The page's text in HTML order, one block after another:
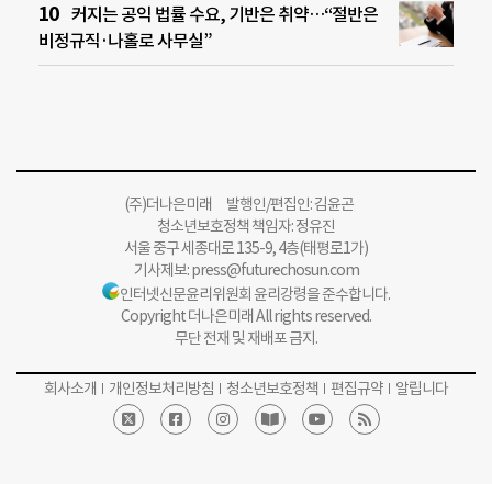
커지는 공익 법률 수요, 기반은 취약…“절반은
비정규직·나홀로 사무실”
(주)더나은미래 발행인/편집인: 김윤곤
청소년보호정책 책임자: 정유진
서울 중구 세종대로 135-9, 4층(태평로1가)
기사제보:press@futurechosun.com
인터넷신문윤리위원회 윤리강령을 준수합니다.
Copyright 더나은미래 All rights reserved.
무단 전재 및 재배포 금지.
회사소개 개인정보처리방침 청소년보호정책 편집규약 알립니다